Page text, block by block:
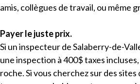
amis, collègues de travail, ou même
Payer le juste prix.
Si un inspecteur de Salaberry-de-
une inspection à 400$ taxes incluses,
roche. Si vous cherchez sur des sites